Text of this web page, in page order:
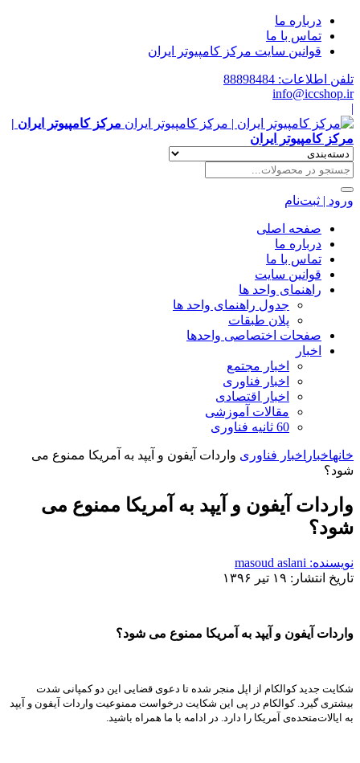
درباره ما
تماس با ما
قوانین سایت مرکز کامپیوتر ایران
تلفن اطلاعات: 88898484
info@iccshop.ir
|
مرکز کامپیوتر ایران |
مرکز کامپیوتر ایران
ورود | ثبت‌نام
صفحه اصلی
درباره ما
تماس با ما
قوانین سایت
راهنمای واحد ها
جدول راهنمای واحد ها
پلان طبقات
صفحات اختصاصی واحدها
اخبار
اخبار مجتمع
اخبار فناوری
اخبار اقتصادی
مقالات آموزشی
60 ثانیه فناوری
خانهاخبار اخبار فناوری واردات آیفون و آیپد به آمریکا ممنوع می
شود؟
واردات آیفون و آیپد به آمریکا ممنوع می
شود؟
نویسنده: masoud aslani
تاریخ انتشار: ۱۹ تیر ۱۳۹۶
واردات آیفون و آیپد به آمریکا ممنوع می شود؟
شکایت جدید کوالکام از اپل منجر شده تا دعوی قضایی این دو کمپانی شدت
بیشتری گیرد. کوالکام در پی این شکایت درخواست ممنوعیت واردات آیفون و آیپد
به ایالات‌متحده‌ی آمریکا را دارد. در ادامه با ما همراه باشید.